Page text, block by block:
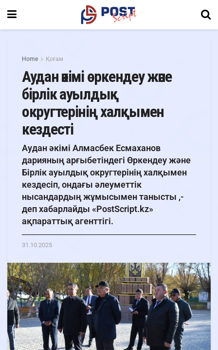
Home Қоғам
Аудан әкімі өркендеу және
бірлік ауылдық
округтерінің халқымен
кездесті
Аудан әкімі Алмасбек Есмаханов
дарияның арғыбетіндегі Өркендеу және
Бірлік ауылдық округтерінің халқымен
кездесіп, ондағы әлеуметтік
нысандардың жұмысымен танысты ,-
деп хабарлайды «PostScript.kz»
ақпараттық агенттігі.
31.10.2025